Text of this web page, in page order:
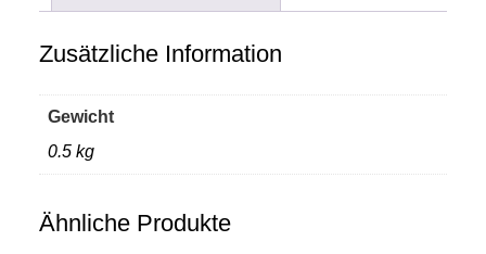
Zusätzliche Information
Gewicht
0.5 kg
Ähnliche Produkte